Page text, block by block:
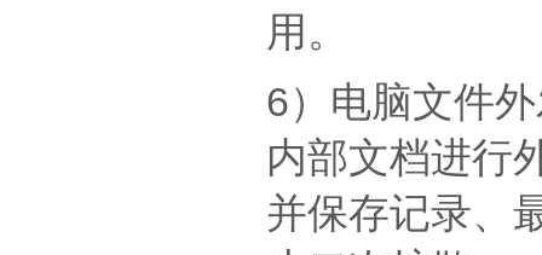
用。
6）电脑文件
内部文档进行
并保存记录、